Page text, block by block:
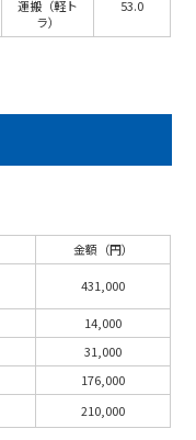
運搬（軽ト
ラ）
53.0
金額（円）
431,000
14,000
31,000
176,000
210,000